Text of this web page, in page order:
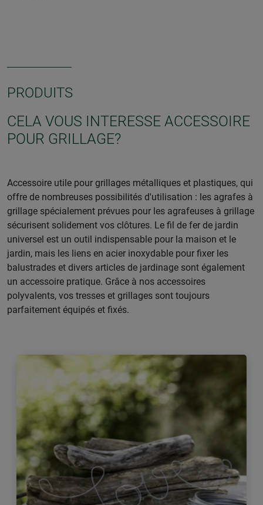
PRODUITS
CELA VOUS INTERESSE ACCESSOIRE
POUR GRILLAGE?
Accessoire utile pour grillages métalliques et plastiques, qui
offre de nombreuses possibilités d'utilisation : les agrafes à
grillage spécialement prévues pour les agrafeuses à grillage
sécurisent solidement vos clôtures. Le fil de fer de jardin
universel est un outil indispensable pour la maison et le
jardin, mais les liens en acier inoxydable pour fixer les
balustrades et divers articles de jardinage sont également
un accessoire pratique. Grâce à nos accessoires
polyvalents, vos tresses et grillages sont toujours
parfaitement équipés et fixés.